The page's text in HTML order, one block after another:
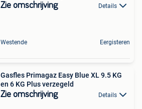
Zie omschrijving Details
Westende Eergisteren
Gasfles Primagaz Easy Blue XL 9.5 KG
en 6 KG Plus verzegeld
Zie omschrijving Details